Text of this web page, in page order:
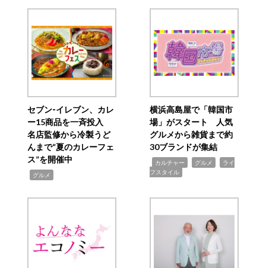
セブン‐イレブン、カレ
ー15商品を一斉投入
名店監修から冷製うど
んまで“夏のカレーフェ
ス”を開催中
グルメ
横浜高島屋で「韓国市
場」がスタート 人気
グルメから雑貨まで約
30ブランドが集結
カルチャー グルメ
ライ
フスタイル